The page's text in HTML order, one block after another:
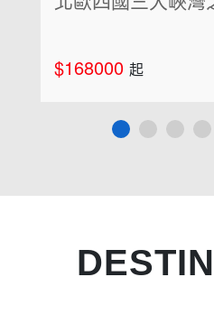
$168000 起